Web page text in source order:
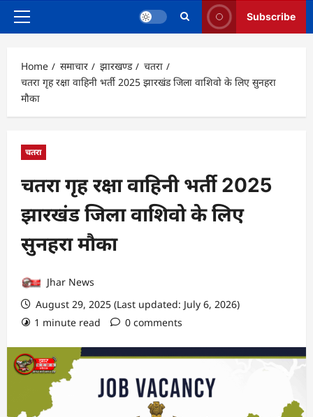
Primary
Subscribe
Home समाचार झारखण्ड
चतरा
चतरा गृह रक्षा वाहिनी भर्ती 2025 झारखंड जिला वाशिवो के लिए सुनहरा
मौका
चतरा
चतरा गृह रक्षा वाहिनी भर्ती 2025
झारखंड जिला वाशिवो के लिए
सुनहरा मौका
Jhar News
August 29, 2025 (Last updated: July 6, 2026)
1 minute read
0 comments